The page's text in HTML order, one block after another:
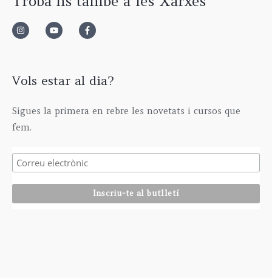
Vols estar al dia?
Sigues la primera en rebre les novetats i cursos que
fem.